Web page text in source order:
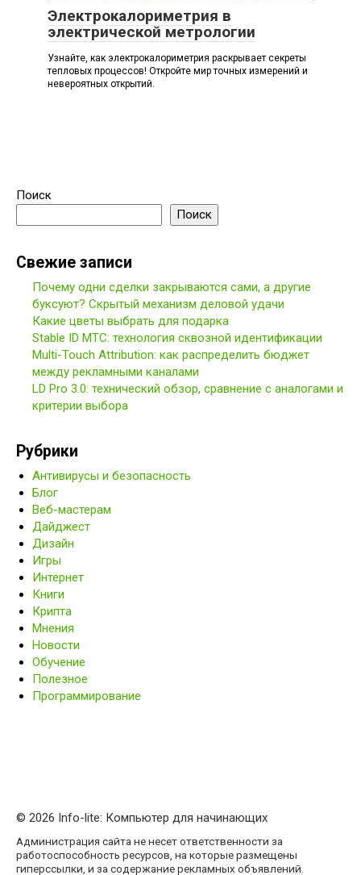
Электрокалориметрия в
электрической метрологии
Узнайте, как электрокалориметрия раскрывает секреты
тепловых процессов! Откройте мир точных измерений и
невероятных открытий.
Поиск
Поиск
Свежие записи
Почему одни сделки закрываются сами, а другие
буксуют? Скрытый механизм деловой удачи
Какие цветы выбрать для подарка
Stable ID МТС: технология сквозной идентификации
Multi-Touch Attribution: как распределить бюджет
между рекламными каналами
LD Pro 3.0: технический обзор, сравнение с аналогами и
критерии выбора
Рубрики
Антивирусы и безопасность
Блог
Веб-мастерам
Дайджест
Дизайн
Игры
Интернет
Книги
Крипта
Мнения
Новости
Обучение
Полезное
Программирование
© 2026 Info-lite: Компьютер для начинающих
Администрация сайта не несет ответственности за
работоспособность ресурсов, на которые размещены
гиперссылки, и за содержание рекламных объявлений.